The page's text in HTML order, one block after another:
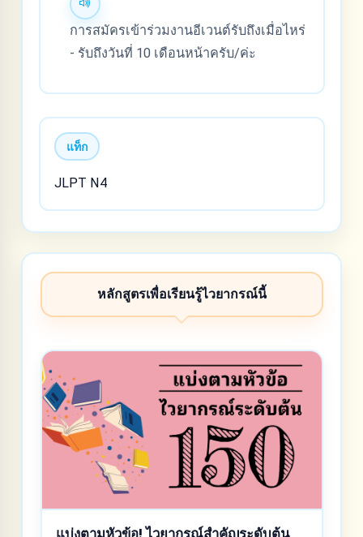
การสมัครเข้าร่วมงานอีเวนต์รับถึงเมื่อไหร่
- รับถึงวันที่ 10 เดือนหน้าครับ/ค่ะ
แท็ก
JLPT N4
หลักสูตรเพื่อเรียนรู้ไวยากรณ์นี้
แบ่งตามหัวข้อ! ไวยากรณ์สำคัญระดับต้น